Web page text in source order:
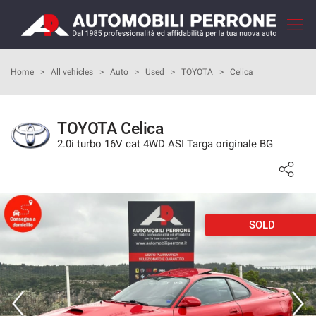
HOME
HOW TO BUY
FEEDBACKS
VEHICLES LIST
SELL YOUR CAR
Home > All vehicles > Auto > Used > TOYOTA > Celica
TOYOTA Celica
2.0i turbo 16V cat 4WD ASI Targa originale BG
SOLD
Your
consent
preferences
following
allows
you
to
consent
preferences
to
the
technologies
we
adopt
to